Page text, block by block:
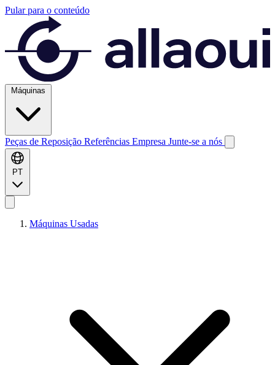
Pular para o conteúdo
Máquinas
Peças de Reposição Referências Empresa Junte-se a nós
PT
Máquinas Usadas